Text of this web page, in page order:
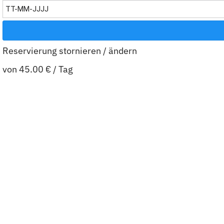
Reservierung stornieren / ändern
von45.00 € / Tag